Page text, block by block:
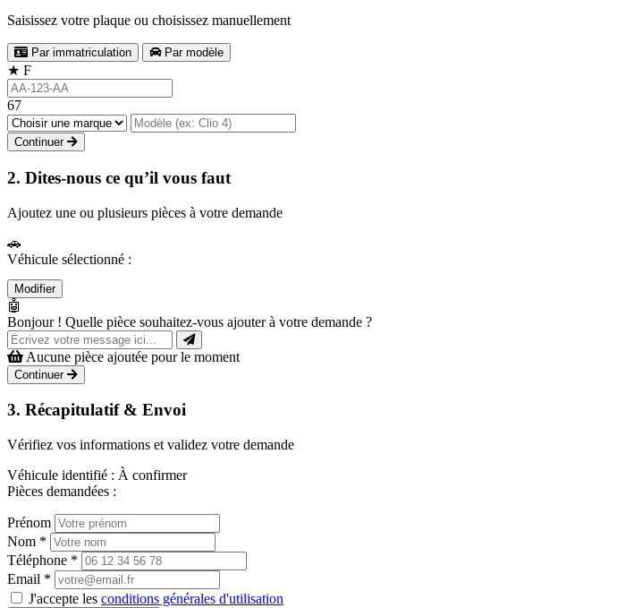
Saisissez votre plaque ou choisissez manuellement
Par immatriculation Par modèle
★ F
67
Continuer
2. Dites-nous ce qu’il vous faut
Ajoutez une ou plusieurs pièces à votre demande
🚗
Véhicule sélectionné :
Modifier
🤖
Bonjour ! Quelle pièce souhaitez-vous ajouter à votre demande ?
Aucune pièce ajoutée pour le moment
Continuer
3. Récapitulatif & Envoi
Vérifiez vos informations et validez votre demande
Véhicule identifié : À confirmer
Pièces demandées :
Prénom
Nom *
Téléphone *
Email *
J'accepte les conditions générales d'utilisation